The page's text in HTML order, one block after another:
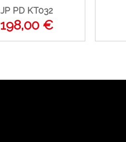
JP PD KT032
198,00 €